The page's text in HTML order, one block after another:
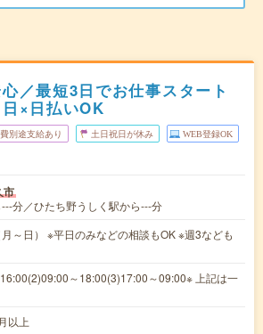
／最短3日でお仕事スタート
×日払いOK
別途支給あり 土日祝日が休み WEB登録OK
市
分／ひたち野うしく駅から---分
～日） ※平日のみなどの相談もOK ※週3なども
～18:00(3)17:00～09:00※ 上記は一
以上